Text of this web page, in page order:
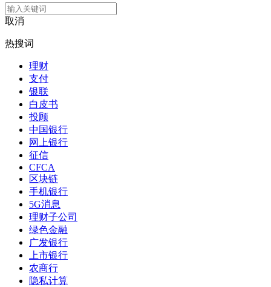
取消
热搜词
理财
支付
银联
白皮书
投顾
中国银行
网上银行
征信
CFCA
区块链
手机银行
5G消息
理财子公司
绿色金融
广发银行
上市银行
农商行
隐私计算